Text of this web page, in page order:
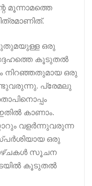
മൂന്നാമത്തെ
ഒരു
കൂടുതൽ
നിറഞ്ഞതുമായ ഒരു
പ്രേമലു
കാണാം.
വളർന്നുവരുന്ന
ഒരു
സൂചന
കൂടുതൽ